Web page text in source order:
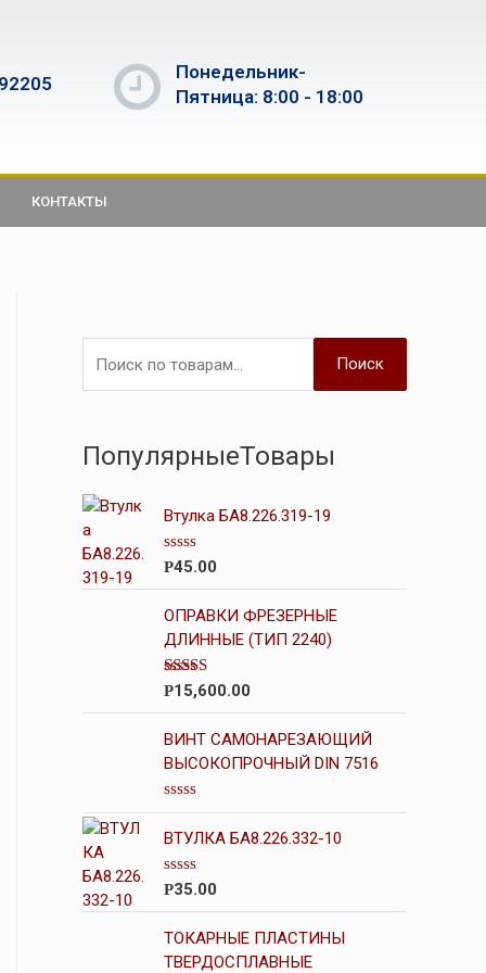
Понедельник-
Пятница: 8:00 - 18:00
КОНТАКТЫ
Поиск
ПопулярныеТовары
Втулка БА8.226.319-19
О
н
к
а
0
з
5
Р45.00
ОПРАВКИ ФРЕЗЕРНЫЕ
ДЛИННЫЕ (ТИП 2240)
Оценка
из 5
Р15,600.00
ВИНТ САМОНАРЕЗАЮЩИЙ
ВЫСОКОПРОЧНЫЙ DIN 7516
О
ц
е
н
а
0
з
5
ВТУЛКА БА8.226.332-10
О
н
к
Р35.00
ТОКАРНЫЕ ПЛАСТИНЫ
ТВЕРДОСПЛАВНЫЕ